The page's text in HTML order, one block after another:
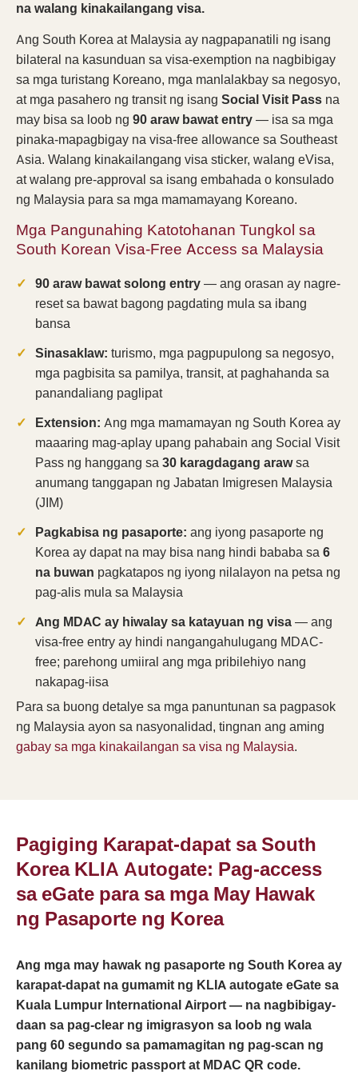
na walang kinakailangang visa.
Ang South Korea at Malaysia ay nagpapanatili ng isang
bilateral na kasunduan sa visa-exemption na nagbibigay
sa mga turistang Koreano, mga manlalakbay sa negosyo,
at mga pasahero ng transit ng isang Social Visit Pass na
may bisa sa loob ng 90 araw bawat entry— isa sa mga
pinaka-mapagbigay na visa-free allowance sa Southeast
Asia. Walang kinakailangang visa sticker, walang eVisa,
at walang pre-approval sa isang embahada o konsulado
ng Malaysia para sa mga mamamayang Koreano.
Mga Pangunahing Katotohanan Tungkol sa
South Korean Visa-Free Access sa Malaysia
90 araw bawat solong entry— ang orasan ay nagre-
reset sa bawat bagong pagdating mula sa ibang
bansa
Sinasaklaw: turismo, mga pagpupulong sa negosyo,
mga pagbisita sa pamilya, transit, at paghahanda sa
panandaliang paglipat
Extension: Ang mga mamamayan ng South Korea ay
maaaring mag-aplay upang pahabain ang Social Visit
Pass ng hanggang sa30 karagdagang arawsa
anumang tanggapan ng Jabatan Imigresen Malaysia
(JIM)
Pagkabisa ng pasaporte: ang iyong pasaporte ng
Korea ay dapat na may bisa nang hindi bababa sa6
na buwan pagkatapos ng iyong nilalayon na petsa ng
pag-alis mula sa Malaysia
Ang MDAC ay hiwalay sa katayuan ng visa— ang
visa-free entry ay hindi nangangahulugang MDAC-
free; parehong umiiral ang mga pribilehiyo nang
nakapag-iisa
Para sa buong detalye sa mga panuntunan sa pagpasok
ng Malaysia ayon sa nasyonalidad, tingnan ang aming
gabay sa mga kinakailangan sa visa ng Malaysia.
Pagiging Karapat-dapat sa South
Korea KLIA Autogate: Pag-access
sa eGate para sa mga May Hawak
ng Pasaporte ng Korea
Ang mga may hawak ng pasaporte ng South Korea ay
karapat-dapat na gumamit ng KLIA autogate eGate sa
Kuala Lumpur International Airport — na nagbibigay-
daan sa pag-clear ng imigrasyon sa loob ng wala
pang 60 segundo sa pamamagitan ng pag-scan ng
kanilang biometric passport at MDAC QR code.